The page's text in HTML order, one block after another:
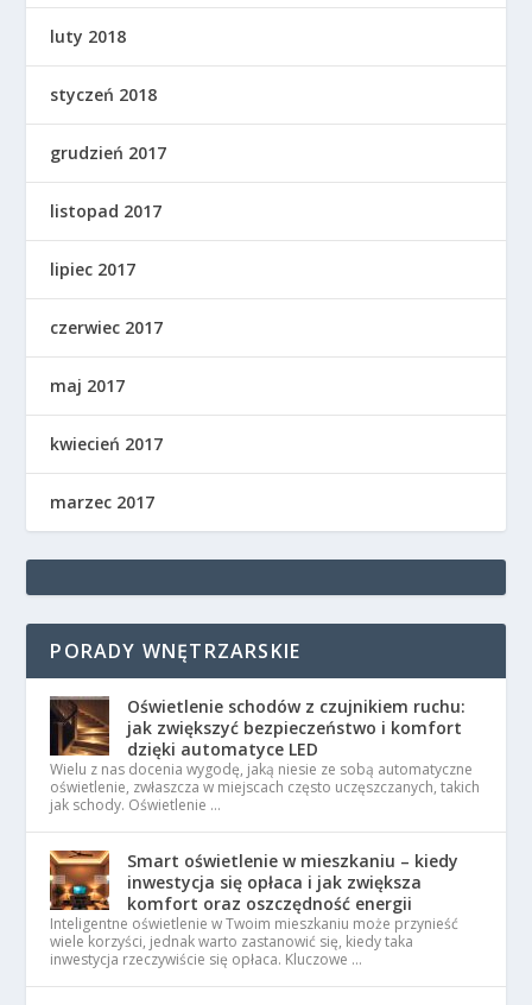
luty 2018
styczeń 2018
grudzień 2017
listopad 2017
lipiec 2017
czerwiec 2017
maj 2017
kwiecień 2017
marzec 2017
PORADY WNĘTRZARSKIE
Oświetlenie schodów z czujnikiem ruchu:
jak zwiększyć bezpieczeństwo i komfort
dzięki automatyce LED
Wielu z nas docenia wygodę, jaką niesie ze sobą automatyczne
oświetlenie, zwłaszcza w miejscach często uczęszczanych, takich
jak schody. Oświetlenie …
Smart oświetlenie w mieszkaniu – kiedy
inwestycja się opłaca i jak zwiększa
komfort oraz oszczędność energii
Inteligentne oświetlenie w Twoim mieszkaniu może przynieść
wiele korzyści, jednak warto zastanowić się, kiedy taka
inwestycja rzeczywiście się opłaca. Kluczowe …